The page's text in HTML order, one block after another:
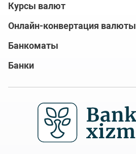
Курсы валют
Онлайн-конвертация валюты
Банкоматы
Банки